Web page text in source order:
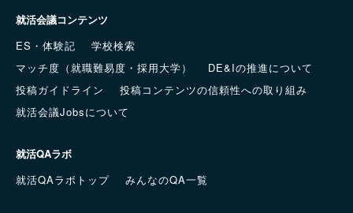
就活会議コンテンツ
ES・体験記
学校検索
マッチ度（就職難易度・採用大学）
DE&Iの推進について
投稿ガイドライン
投稿コンテンツの信頼性への取り組み
就活会議Jobsについて
就活QAラボ
就活QAラボトップ
みんなのQA一覧